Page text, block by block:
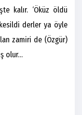
kalır. ‘Öküz öldü
derler ya öyle
zamiri de (Özgür)
olur…